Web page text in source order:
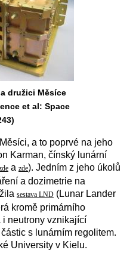
družici Měsíce
et al: Space
a to poprvé na jeho
Karman, čínský lunární
a zde). Jedním z jeho úkolů
a dozimetrie na
sestava LND (Lunar Lander
kromě primárního
i neutrony vznikající
s lunárním regolitem.
University v Kielu.